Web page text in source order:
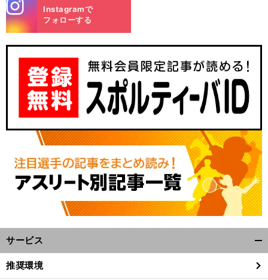
m
Instagramで
フォローする
サービス
閉
推奨環境